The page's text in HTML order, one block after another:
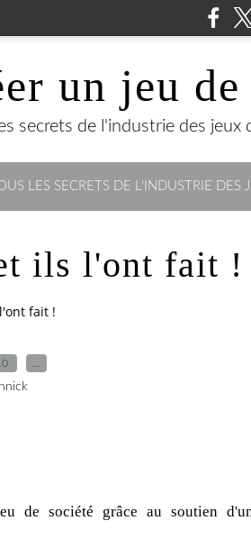
un jeu de
secrets de l'industrie des jeux
LES SECRETS DE L'INDUSTRIE
ils l'ont fait !
fait !
de société grâce au soutien